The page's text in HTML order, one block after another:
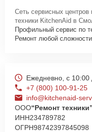
Сеть сервисных центров
техники KitchenAid в
Профильный сервис по
Ремонт любой сложности
Ежедневно, с 10:00
+7 (800) 100-91-25
info@kitchenaid-
ООО“Ремонт техники”
ИНН234789782
ОГРН98742397845098